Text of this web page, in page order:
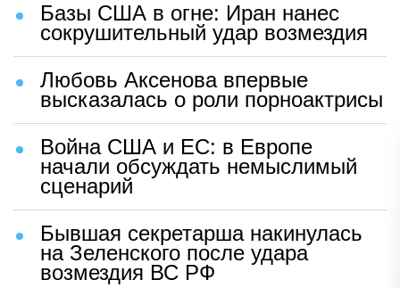
Базы США в огне: Иран нанес
сокрушительный удар возмездия
Любовь Аксенова впервые
высказалась о роли порноактрисы
Война США и ЕС: в Европе
начали обсуждать немыслимый
сценарий
Бывшая секретарша накинулась
на Зеленского после удара
возмездия ВС РФ